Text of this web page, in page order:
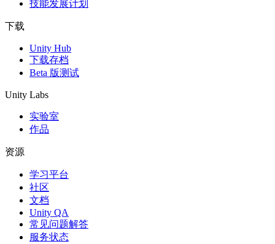
多人游戏
简化多人游戏开发
技能发展计划
下载
Unity Hub
下载存档
Beta 版测试
Unity Labs
实验室
作品
资源
学习平台
社区
文档
Unity QA
常见问题解答
服务状态